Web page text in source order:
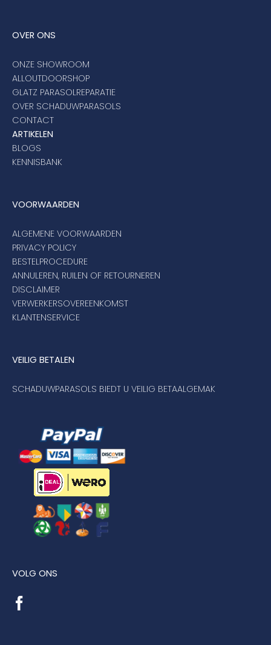
OVER ONS
ONZE SHOWROOM
ALLOUTDOORSHOP
GLATZ PARASOLREPARATIE
OVER SCHADUWPARASOLS
CONTACT
ARTIKELEN
BLOGS
KENNISBANK
VOORWAARDEN
ALGEMENE VOORWAARDEN
PRIVACY POLICY
BESTELPROCEDURE
ANNULEREN, RUILEN OF RETOURNEREN
DISCLAIMER
VERWERKERSOVEREENKOMST
KLANTENSERVICE
VEILIG BETALEN
SCHADUWPARASOLS BIEDT U VEILIG BETAALGEMAK
VOLG ONS